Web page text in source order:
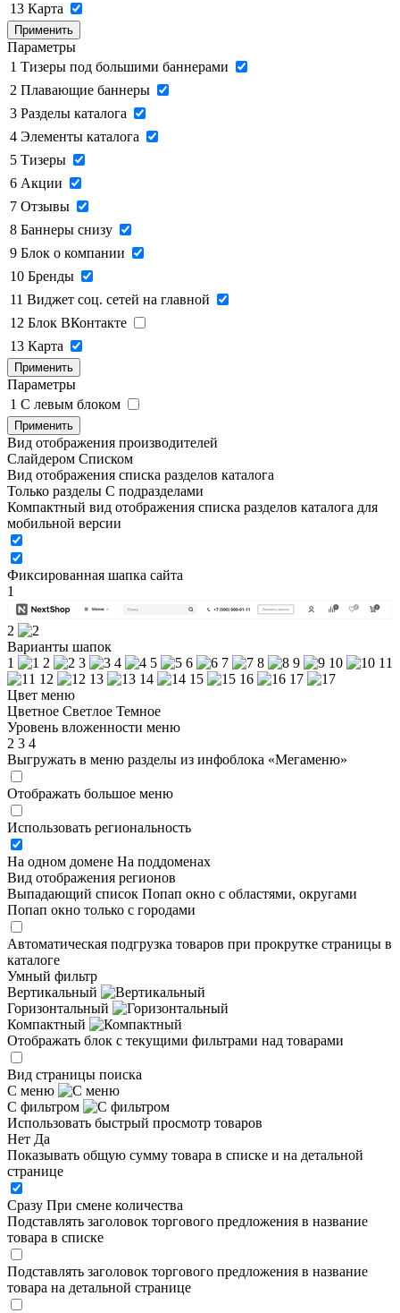
13 Карта
Применить
Параметры
1 Тизеры под большими баннерами
2 Плавающие баннеры
3 Разделы каталога
4 Элементы каталога
5 Тизеры
6 Акции
7 Отзывы
8 Баннеры снизу
9 Блок о компании
10 Бренды
11 Виджет соц. сетей на главной
12 Блок ВКонтакте
13 Карта
Применить
Параметры
1 C левым блоком
Применить
Вид отображения производителей
Слайдером Списком
Вид отображения списка разделов каталога
Только разделы С подразделами
Компактный вид отображения списка разделов каталога для
мобильной версии
Фиксированная шапка сайта
1
2
Варианты шапок
1
2 3 4 5 6 7 8 9 10
11
12
13 14 15 16
17
Цвет меню
Цветное Светлое Темное
Уровень вложенности меню
2 3 4
Выгружать в меню разделы из инфоблока «Мегаменю»
Отображать большое меню
Использовать региональность
На одном домене На поддоменах
Вид отображения регионов
Выпадающий список Попап окно c областями, округами
Попап окно только с городами
Автоматическая подгрузка товаров при прокрутке страницы в
каталоге
Умный фильтр
Вертикальный
Горизонтальный
Компактный
Отображать блок с текущими фильтрами над товарами
Вид страницы поиска
С меню
С фильтром
Использовать быстрый просмотр товаров
Нет Да
Показывать общую сумму товара в списке и на детальной
странице
Сразу При смене количества
Подставлять заголовок торгового предложения в название
товара в списке
Подставлять заголовок торгового предложения в название
товара на детальной странице